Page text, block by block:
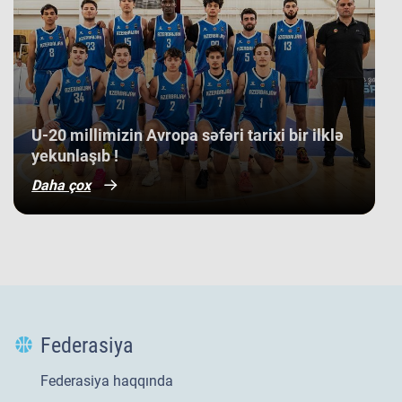
​U-20 millimizin Avropa səfəri tarixi bir ilklə
yekunlaşıb !
Daha çox
Federasiya
Federasiya haqqında